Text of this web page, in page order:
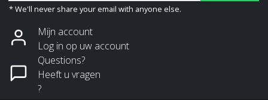
* We'll never share your email with anyone else.
Mijn account
Log in op uw account
Questions?
Heeft u vragen
?